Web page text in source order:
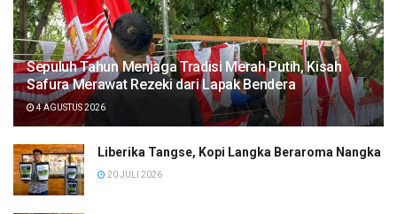
Sepuluh Tahun Menjaga Tradisi Merah Putih, Kisah
Safura Merawat Rezeki dari Lapak Bendera
4 AGUSTUS 2026
Liberika Tangse, Kopi Langka Beraroma Nangka
20 JULI 2026